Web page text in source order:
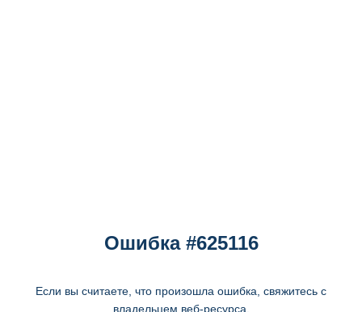
Ошибка #625116
Если вы считаете, что произошла ошибка, свяжитесь с
владельцем веб-ресурса.